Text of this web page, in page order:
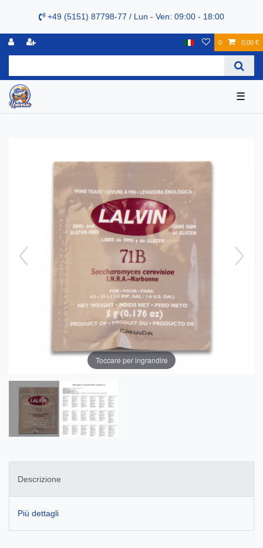
+49 (5151) 87798-77 / Lun - Ven: 09:00 - 18:00
0 0,00 €
☰
Toccare per ingrandire
Descrizione
Più dettagli